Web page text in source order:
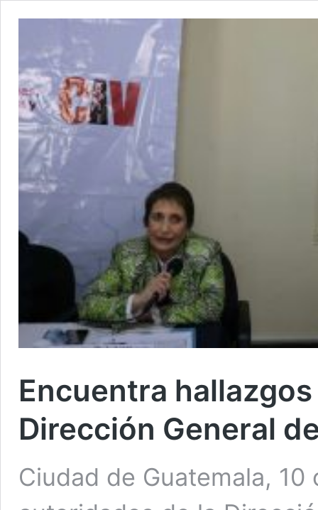
Encuentra
Dirección General
Ciudad de Guatemala,